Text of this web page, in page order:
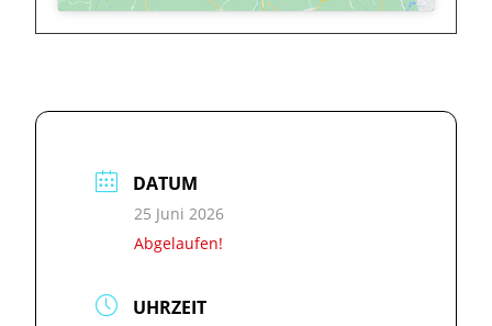
DATUM
25 Juni 2026
Abgelaufen!
UHRZEIT